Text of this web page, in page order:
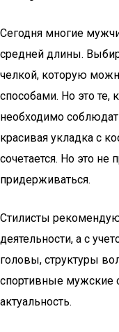
Сегодня многие
средней длины.
челкой, которую
способами. Но это те,
необходимо
красивая укладка с
сочетается. Но это не
придерживаться.
Стилисты
деятельности, а с
головы, структуры
спортивные мужские
актуальность.